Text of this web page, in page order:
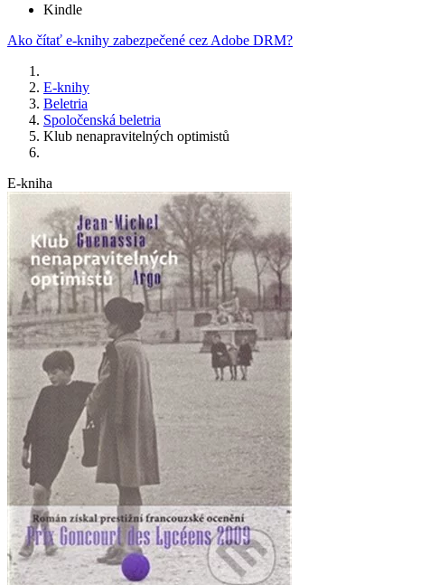
Kindle
Ako čítať e-knihy zabezpečené cez Adobe DRM?
E-knihy
Beletria
Spoločenská beletria
Klub nenapravitelných optimistů
E-kniha